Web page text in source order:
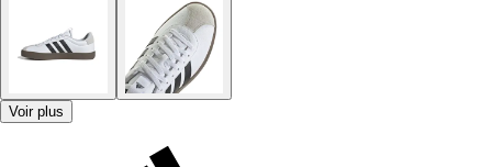
Voir plus